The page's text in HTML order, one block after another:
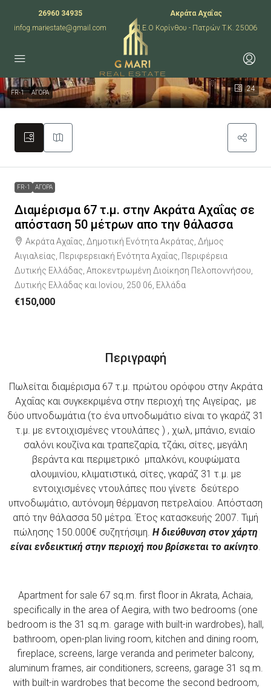
26960 34935
infog.mariestate@gmail.com
Ακράτα Αχαΐας
Π.Ε.Ο Κορίνθου - Πατρών T.K. 25006
24
FR-1 ΑΓΟΡΑ
FR-1 ΑΓΟΡΑ
Διαμέρισμα 67 τ.μ. στην Ακράτα Αχαΐας σε
απόσταση 50 μέτρων απο την θάλασσα
Ακράτα Αχαΐας, Δημοτική Ενότητα Ακράτας, Δήμος
Αιγιαλείας, Περιφερειακή Ενότητα Αχαΐας, Περιφέρεια
Δυτικής Ελλάδας, Αποκεντρωμένη Διοίκηση Πελοποννήσου,
Δυτικής Ελλάδας και Ιονίου, 250 06, Ελλάδα
€150,000
Περιγραφή
Πωλείται διαμέρισμα 67 τ.μ. πρώτου ορόφου στην Ακράτα
Αχαΐας και συγκεκριμένα στην περιοχή της Αιγείρας, με
δύο υπνοδωμάτια (το ένα υπνοδωμάτιο είναι το γκαράζ 31
τ.μ. με εντοιχισμένες ντουλάπες ) , χωλ, μπάνιο, ενιαίο
σαλόνι κουζίνα και τραπεζαρία, τζάκι, σίτες, μεγάλη
βεράντα και περιμετρικό μπαλκόνι, κουφώματα
αλουμινίου, κλιματιστικά, σίτες, γκαράζ 31 τ.μ. με
εντοιχισμένες ντουλάπες που γίνετε δεύτερο
υπνοδωμάτιο, αυτόνομη θέρμανση πετρελαίου. Απόσταση
από την θάλασσα 50 μέτρα. Έτος κατασκευής 2007. Τιμή
πώλησης 150.000€ συζητήσιμη. Η διεύθυνση στον χάρτη
είναι ενδεικτική στην περιοχή που βρίσκεται το ακίνητο.
Apartment for sale 67 sq.m. first floor in Akrata, Achaia,
specifically in the area of ​​Aegira, with two bedrooms (one
bedroom is the 31 sq.m. garage with built-in wardrobes), hall,
bathroom, open-plan living room, kitchen and dining room,
fireplace, screens, large veranda and perimeter balcony,
aluminum frames, air conditioners, screens, garage 31 sq.m.
with built-in wardrobes that become the second bedroom,